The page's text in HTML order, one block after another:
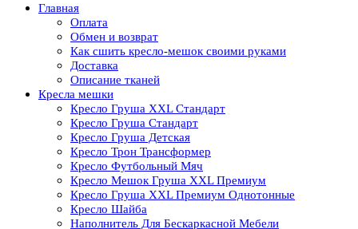
Главная
Оплата
Обмен и возврат
Как сшить кресло-мешок своими руками
Доставка
Описание тканей
Кресла мешки
Кресло Груша XXL Стандарт
Кресло Груша Cтандарт
Кресло Груша Детская
Кресло Трон Трансформер
Кресло Футбольный Мяч
Кресло Мешок Груша XXL Премиум
Кресло Груша XXL Премиум Однотонные
Кресло Шайба
Наполнитель Для Бескаркасной Мебели